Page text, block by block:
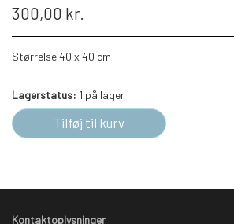
300,00 kr.
Størrelse 40 x 40 cm
Lagerstatus: 1 på lager
Tilføj til kurv
Kontaktoplysninger